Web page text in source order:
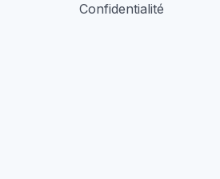
Confidentialité